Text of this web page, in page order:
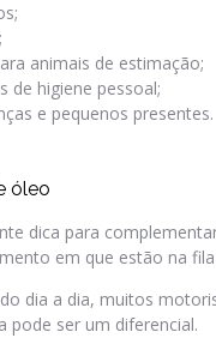
animais de estimação;
de higiene pessoal;
e pequenos presentes.
óleo
dica para
em que estão na
dia a dia, muitos
pode ser um diferencial.